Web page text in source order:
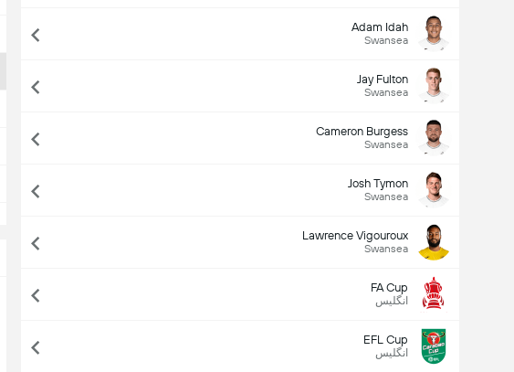
Adam Idah
Swansea
Jay Fulton
Swansea
Cameron Burgess
Swansea
Josh Tymon
Swansea
Lawrence Vigouroux
Swansea
FA Cup
انگلیس
EFL Cup
انگلیس